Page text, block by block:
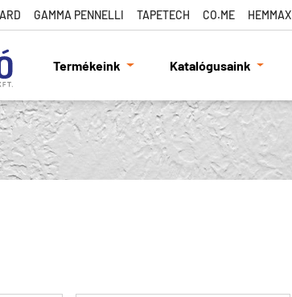
GAMMA PENNELLI TAPETECH CO.ME HEMMAX
Termékeink Katalógusaink